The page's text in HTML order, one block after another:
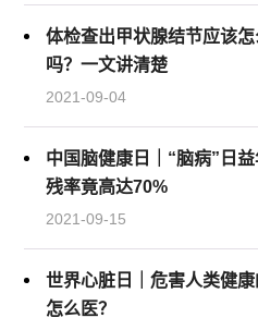
体检查出甲状腺结节应该
吗？一文讲清楚
2021-09-04
中国脑健康日｜“脑病”日
残率竟高达70%
2021-09-15
世界心脏日｜危害人类健
怎么医？